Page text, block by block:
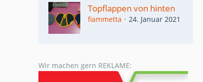
Topflappen von hinten
fiammetta 24. Januar 2021
Wir machen gern REKLAME: